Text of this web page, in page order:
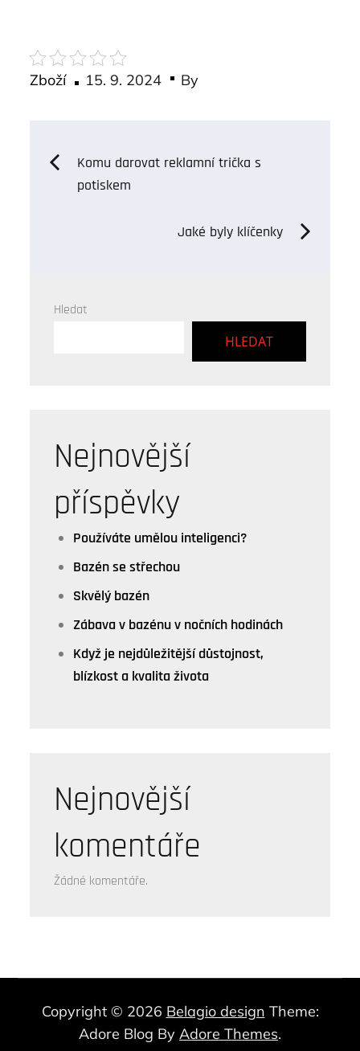
Zboží
Posted
15. 9. 2024 By
Navigace
Komu darovat reklamní trička s
potiskem
Jaké byly klíčenky
Hledat
HLEDAT
Nejnovější
příspěvky
Používáte umělou inteligenci?
Bazén se střechou
Skvělý bazén
Zábava v bazénu v nočních hodinách
Když je nejdůležitější důstojnost,
blízkost a kvalita života
Nejnovější
komentáře
Žádné komentáře.
Copyright © 2026 Belagio design Theme:
Adore Blog By Adore Themes.